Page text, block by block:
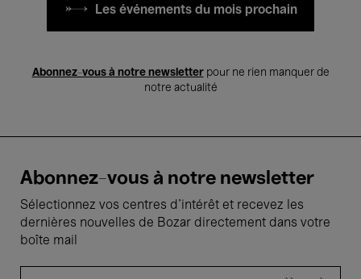
Les événements du mois prochain
Abonnez-vous à notre newsletterpour ne rien manquer de
notre actualité
Abonnez-vous à notre newsletter
Sélectionnez vos centres d'intérêt et recevez les
dernières nouvelles de Bozar directement dans votre
boîte mail